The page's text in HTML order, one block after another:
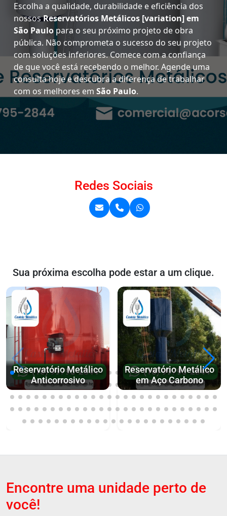
Escolha a qualidade, durabilidade e eficiência dos
nossosReservatórios Metálicos [variation] em
São Paulo para o seu próximo projeto de obra
pública. Não comprometa o sucesso do seu projeto
com soluções inferiores. Comece com a confiança
de que você está recebendo o melhor. Agende uma
consulta hoje e descubra a diferença de trabalhar
com os melhores em São Paulo.
Redes Sociais
Sua próxima escolha pode estar a um clique.
Reservatório Metálico
Anticorrosivo
Reservatório Metálico
em Aço Carbono
Encontre uma unidade perto de
você!